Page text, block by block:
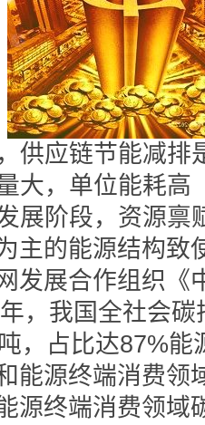
供应链节能减排
大，单位能耗高
展阶段，资源禀
主的能源结构致
发展合作组织《
，我国全社会
，占比达87%
能源终端消费领
源终端消费领域